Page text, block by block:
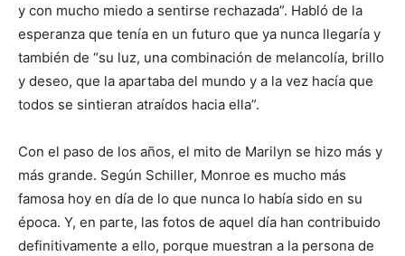
y con mucho miedo a sentirse rechazada”. Habló de la
esperanza que tenía en un futuro que ya nunca llegaría y
también de “su luz, una combinación de melancolía, brillo
y deseo, que la apartaba del mundo y a la vez hacía que
todos se sintieran atraídos hacia ella”.
Con el paso de los años, el mito de Marilyn se hizo más y
más grande. Según Schiller, Monroe es mucho más
famosa hoy en día de lo que nunca lo había sido en su
época. Y, en parte, las fotos de aquel día han contribuido
definitivamente a ello, porque muestran a la persona de